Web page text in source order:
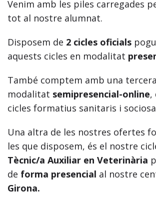
Venim amb les piles carregades
tot al nostre alumnat.
Disposem de 2 cicles oficials
aquests cicles en modalitat
També comptem amb una
modalitat semipresencial-online,
cicles formatius sanitaris i
Una altra de les nostres ofertes
les que disposem, és el nostre
Tècnic/a Auxiliar en Veterinària
de forma presencial al nostre
Girona.